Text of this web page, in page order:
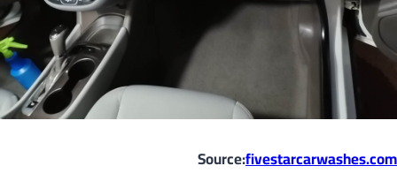
Source:fivestarcarwashes.com